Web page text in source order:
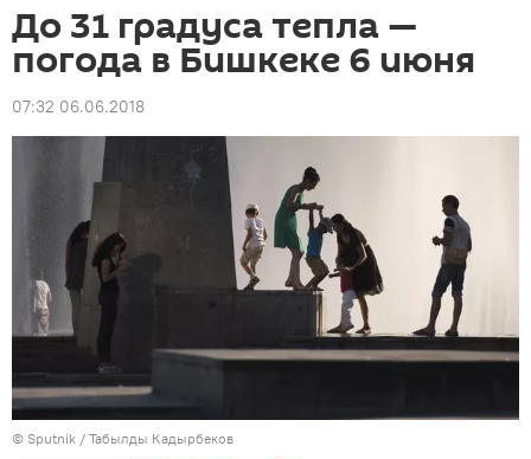
До 31 градуса тепла —
погода в Бишкеке 6 июня
07:32 06.06.2018
© Sputnik / Табылды Кадырбеков